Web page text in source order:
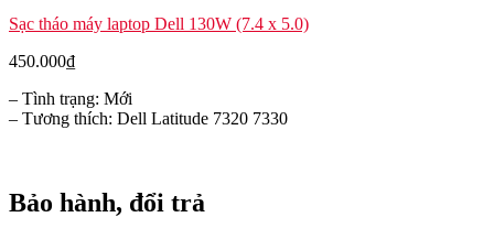
Sạc tháo máy laptop Dell 130W (7.4 x 5.0)
450.000₫
– Tình trạng: Mới
– Tương thích: Dell Latitude 7320 7330
Bảo hành, đổi trả